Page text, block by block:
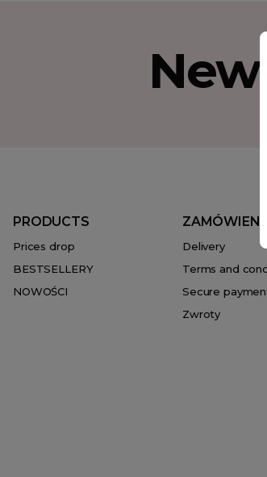
PRODUCTS
Prices drop
BESTSELLERY
NOWOŚCI
ZAMÓWIENIA
Delivery
Terms and
Secure
Zwroty